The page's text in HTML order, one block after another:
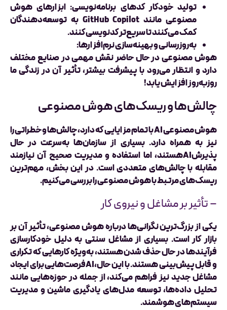
تولید خودکار کدهای برنامه‌نویسی: ابزارهای هوش
مصنوعی مانند GitHub Copilot به توسعه‌دهندگان
کمک می‌کنند تا سریع‌تر کدنویسی کنند.
به‌روزرسانی و بهینه‌سازی نرم‌افزارها:
هوش مصنوعی در حال حاضر نقش مهمی در صنایع مختلف
دارد و انتظار می‌رود با پیشرفت بیشتر، تأثیر آن در زندگی ما
روزبه‌روز افزایش یابد!
چالش‌ها و ریسک‌های هوش مصنوعی
هوش مصنوعی AI با تمام مزایایی که دارد، چالش‌ها و خطراتی را
نیز به همراه دارد. بسیاری از سازمان‌ها به‌سرعت در حال
پذیرشAIهستند، اما استفاده و مدیریت صحیح آن نیازمند
مقابله با چالش‌های متعددی است. در این بخش، مهم‌ترین
ریسک‌های مرتبط با هوش مصنوعی را بررسی می‌کنیم.
– تأثیر بر مشاغل و نیروی کار
یکی از بزرگ‌ترین نگرانی‌ها درباره هوش مصنوعی، تأثیر آن بر
بازار کار است. بسیاری از مشاغل سنتی به دلیل خودکارسازی
فرآیندها در حال حذف شدن هستند، به‌ویژه کارهایی که تکراری
و قابل پیش‌بینی هستند. با این حال،AIفرصت‌هایی برای ایجاد
مشاغل جدید نیز فراهم می‌کند، از جمله در حوزه‌هایی مانند
تحلیل داده‌ها، توسعه مدل‌های یادگیری ماشین و مدیریت
سیستم‌های هوشمند.